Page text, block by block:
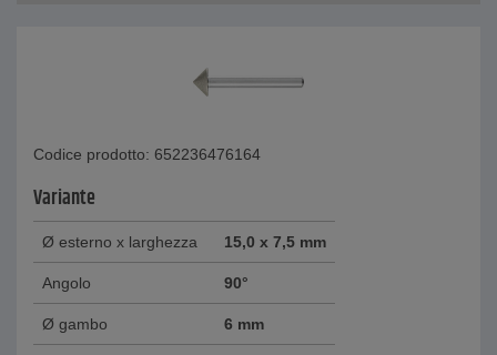
Codice prodotto: 652236476164
Variante
Ø esterno x larghezza 15,0 x 7,5 mm
Angolo 90°
Ø gambo 6 mm